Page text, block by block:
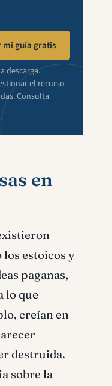
mi guía gratis
descarga.
el recurso
Consulta
en
estoicos y
paganas,
lo que
creían en
destruida.
sobre la